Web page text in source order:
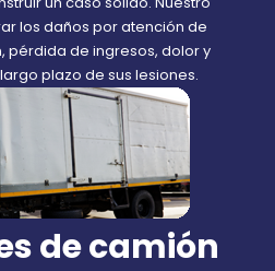
los daños por atención de
pérdida de ingresos, dolor y
plazo de sus lesiones.
de camión